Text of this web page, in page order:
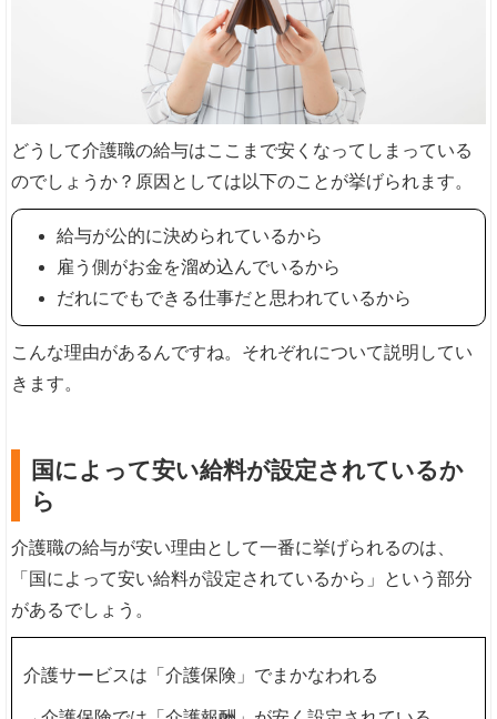
どうして介護職の給与はここまで安くなってしまっている
のでしょうか？原因としては以下のことが挙げられます。
給与が公的に決められているから
雇う側がお金を溜め込んでいるから
だれにでもできる仕事だと思われているから
こんな理由があるんですね。それぞれについて説明してい
きます。
国によって安い給料が設定されているか
ら
介護職の給与が安い理由として一番に挙げられるのは、
「国によって安い給料が設定されているから」という部分
があるでしょう。
介護サービスは「介護保険」でまかなわれる